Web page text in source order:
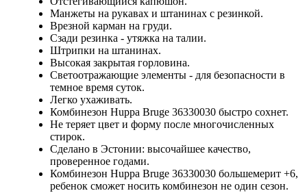
Манжеты на рукавах и штанинах с резинкой.
Врезной карман на груди.
Сзади резинка - утяжка на талии.
Штрипки на штанинах.
Высокая закрытая горловина.
Светоотражающие элементы - для безопасности в
темное время суток.
Легко ухаживать.
Комбинезон Huppa Bruge 36330030 быстро сохнет.
Не теряет цвет и форму после многочисленных
стирок.
Сделано в Эстонии: высочайшее качество,
проверенное годами.
Комбинезон Huppa Bruge 36330030 большемерит +6,
ребенок сможет носить комбинезон не один сезон.